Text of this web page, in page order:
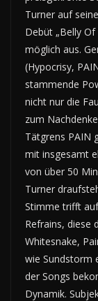
Turner auf
Debüt „Belly
möglich aus.
(Hypocrisy,
stammende
nicht nur die
zum
Tätgrens PAIN
mit insgesamt
von über 50
Turner
Stimme trifft
Refrains, diese
Whitesnake,
wie Sundstorm
der Songs
Dynamik.